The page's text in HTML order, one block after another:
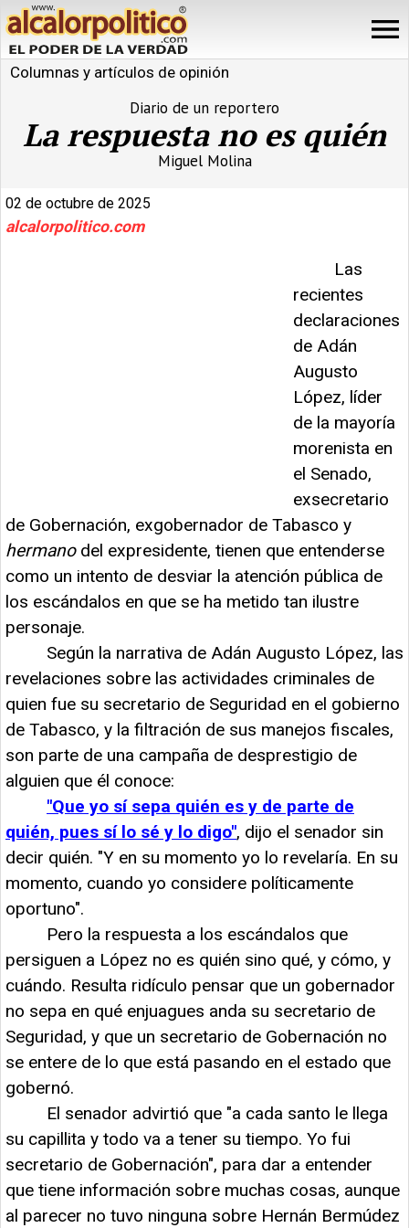
Columnas y artículos de opinión
Diario de un reportero
La respuesta no es quién
Miguel Molina
02 de octubre de 2025
alcalorpolitico.com
Las
recientes
declaraciones
de Adán
Augusto
López, líder
de la mayoría
morenista en
el Senado,
exsecretario
de Gobernación, exgobernador de Tabasco y
hermanodel expresidente, tienen que entenderse
como un intento de desviar la atención pública de
los escándalos en que se ha metido tan ilustre
personaje.
Según la narrativa de Adán Augusto López, las
revelaciones sobre las actividades criminales de
quien fue su secretario de Seguridad en el gobierno
de Tabasco, y la filtración de sus manejos fiscales,
son parte de una campaña de desprestigio de
alguien que él conoce:
"Que yo sí sepa quién es y de parte de
quién, pues sí lo sé y lo digo", dijo el senador sin
decir quién. "Y en su momento yo lo revelaría. En su
momento, cuando yo considere políticamente
oportuno".
Pero la respuesta a los escándalos que
persiguen a López no es quién sino qué, y cómo, y
cuándo. Resulta ridículo pensar que un gobernador
no sepa en qué enjuagues anda su secretario de
Seguridad, y que un secretario de Gobernación no
se entere de lo que está pasando en el estado que
gobernó.
El senador advirtió que "a cada santo le llega
su capillita y todo va a tener su tiempo. Yo fui
secretario de Gobernación", para dar a entender
que tiene información sobre muchas cosas, aunque
al parecer no tuvo ninguna sobre Hernán Bermúdez